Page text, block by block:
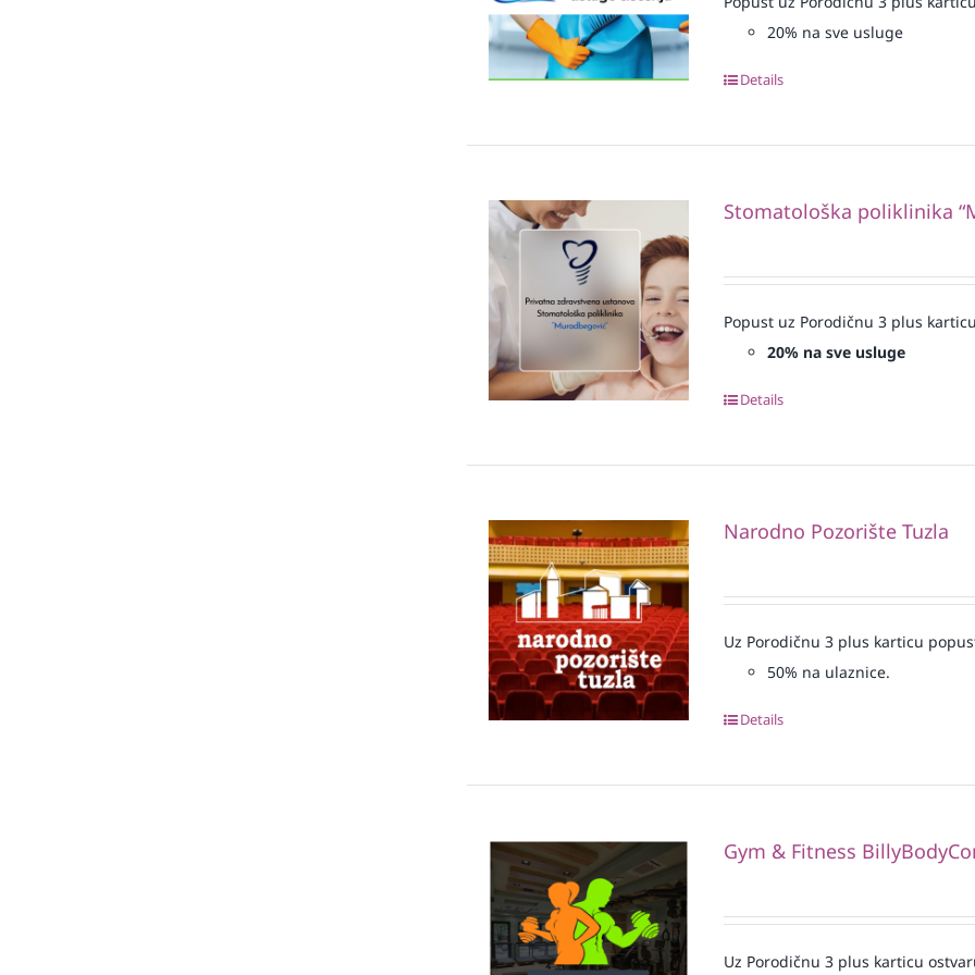
20% na sve usluge
Details
Stomatološka poliklinika
Popust uz Porodičnu 3 plus
20% na sve usluge
Details
Narodno Pozorište Tuzla
Uz Porodičnu 3 plus karticu
50% na ulaznice.
Details
Gym & Fitness
Uz Porodičnu 3 plus karticu